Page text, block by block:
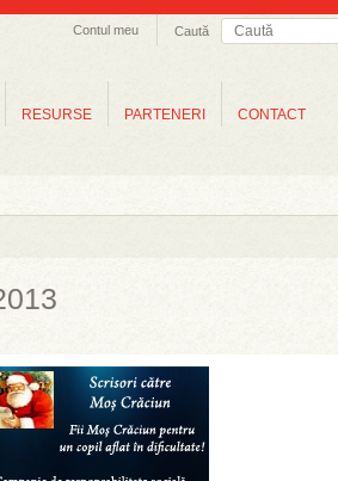
Caută
Contul meu
RESURSE PARTENERI CONTACT